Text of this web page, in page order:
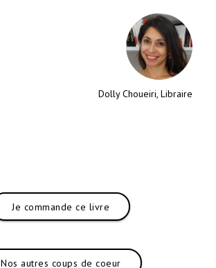
Dolly Choueiri, Libraire
Je commande ce livre
Nos autres coups de coeur